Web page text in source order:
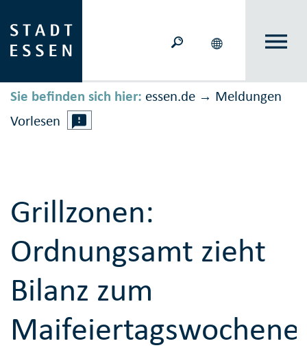
Sie befinden sich hier: essen.de → Meldungen
Vorlesen
Grillzonen:
Ordnungsamt zieht
Bilanz zum